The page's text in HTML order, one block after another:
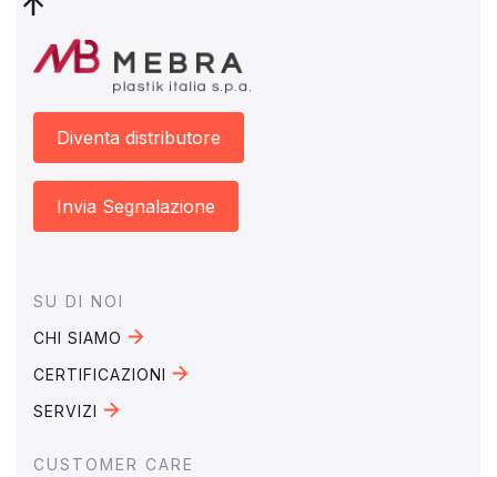
Diventa distributore
Invia Segnalazione
Footer
SU DI NOI
CHI SIAMO
CERTIFICAZIONI
SERVIZI
CUSTOMER CARE